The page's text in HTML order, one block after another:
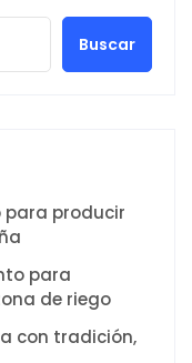
Buscar
para producir
para
de riego
con tradición,